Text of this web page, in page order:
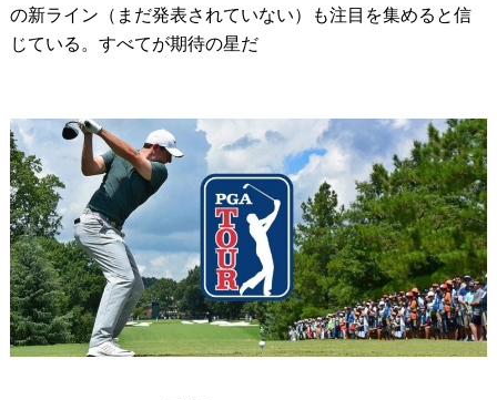
の新ライン（まだ発表されていない）も注目を集めると信
じている。すべてが期待の星だ